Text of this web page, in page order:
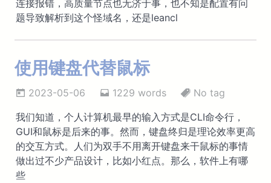
连接报错，高质量节点也无济于事，也不知是配置有问
题导致解析到这个怪域名，还是leancl
使用键盘代替鼠标
2023-05-06 1229 words
No tag
我们知道，个人计算机最早的输入方式是CLI命令行，
GUI和鼠标是后来的事。然而，键盘终归是理论效率更高
的交互方式。人们为双手不用离开键盘来干鼠标的事情
做出过不少产品设计，比如小红点。那么，软件上有哪
些